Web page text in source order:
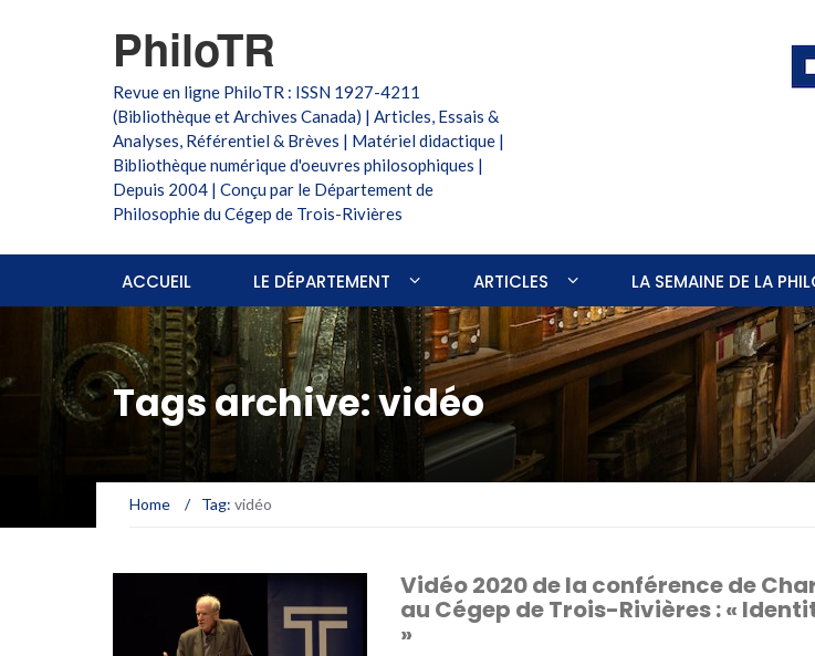
PhiloTR
Revue en ligne PhiloTR : ISSN 1927-4211
(Bibliothèque et Archives Canada) | Articles, Essais &
Analyses, Référentiel & Brèves | Matériel didactique |
Bibliothèque numérique d'oeuvres philosophiques |
Depuis 2004 | Conçu par le Département de
Philosophie du Cégep de Trois-Rivières
ACCUEIL LE DÉPARTEMENT ARTICLES LA SEMAINE DE LA
Tags archive: vidéo
Home / Tag: vidéo
Vidéo 2020 de la conférence de
au Cégep de Trois-Rivières : «
»